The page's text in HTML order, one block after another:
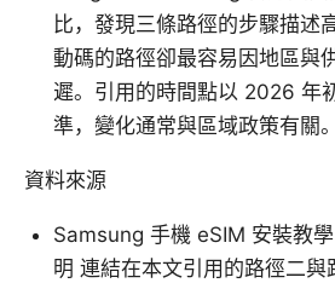
比，發現三條路徑的步驟描述
動碼的路徑卻最容易因地區與
遲。引用的時間點以 2026 年
準，變化通常與區域政策有關。
資料來源
Samsung 手機 eSIM 安裝教
明 連結在本文引用的路徑二